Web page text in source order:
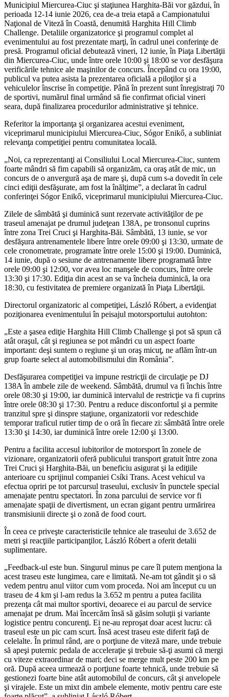
Municipiul Miercurea-Ciuc şi staţiunea Harghita-Băi vor găzdui, în
perioada 12-14 iunie 2026, cea de-a treia etapă a Campionatului
Naţional de Viteză în Coastă, denumită Harghita Hill Climb
Challenge. Detaliile organizatorice şi programul complet al
evenimentului au fost prezentate marţi, în cadrul unei conferinţe de
presă. Programul oficial debutează vineri, 12 iunie, în Piaţa Libertăţii
din Miercurea-Ciuc, unde între orele 10:00 şi 18:00 se vor desfăşura
verificările tehnice ale maşinilor de concurs. Începând cu ora 19:00,
publicul va putea asista la prezentarea oficială a piloţilor şi a
vehiculelor înscrise în competiţie. Până în prezent sunt înregistraţi 70
de sportivi, numărul final urmând să fie confirmat oficial vineri
seara, după finalizarea procedurilor administrative şi tehnice.
Referitor la importanţa şi organizarea acestui eveniment,
viceprimarul municipiului Miercurea-Ciuc, Sógor Enikő, a subliniat
relevanţa competiţiei pentru comunitatea locală.
„Noi, ca reprezentanţi ai Consiliului Local Miercurea-Ciuc, suntem
foarte mândri să fim capabili să organizăm, ca oraş atât de mic, un
concurs de o anvergură aşa de mare şi, după cum s-a dovedit în cele
cinci ediţii desfăşurate, am fost la înălţime”, a declarat în cadrul
conferinţei Sógor Enikő, viceprimarul municipiului Miercurea-Ciuc.
Zilele de sâmbătă şi duminică sunt rezervate activităţilor de pe
traseul amenajat pe drumul judeţean 138A, pe tronsonul cuprins
între zona Trei Cruci şi Harghita-Băi. Sâmbătă, 13 iunie, se vor
desfăşura antrenamentele libere între orele 09:00 şi 13:30, urmate de
cele cronometrate, programate între orele 15:00 şi 19:00. Duminică,
14 iunie, după o sesiune de antrenamente libere programată între
orele 09:00 şi 12:00, vor avea loc manşele de concurs, între orele
13:30 şi 17:30. Ediţia din acest an se va încheia duminică, la ora
18:30, cu festivitatea de premiere organizată în Piaţa Libertăţii.
Directorul organizatoric al competiţiei, László Róbert, a evidenţiat
poziţionarea evenimentului în peisajul motorsportului autohton:
„Este a şasea ediţie Harghita Hill Climb Challenge şi pot să spun că
atât oraşul, cât şi regiunea se pot mândri cu un aspect foarte
important: deşi suntem o regiune şi un oraş micuţ, ne aflăm într-un
grup foarte select al automobilismului din România”.
Desfăşurarea competiţiei va impune restricţii de circulaţie pe DJ
138A în ambele zile de weekend. Sâmbătă, drumul va fi închis între
orele 08:30 şi 19:00, iar duminică intervalul de restricţie va fi cuprins
între orele 08:30 şi 17:30. Pentru a reduce disconfortul şi a permite
tranzitul spre şi dinspre staţiune, organizatorii vor redeschide
temporar traficul rutier timp de o oră în fiecare zi: sâmbătă între orele
13:30 şi 14:30, iar duminică între orele 12:00 şi 13:00.
Pentru a facilita accesul iubitorilor de motorsport în zonele de
vizionare, organizatorii oferă publicului transport gratuit între zona
Trei Cruci şi Harghita-Băi, un beneficiu asigurat şi la ediţiile
anterioare cu sprijinul companiei Csíki Trans. Acest vehicul va
efectua opriri pe tot parcursul traseului, exclusiv în punctele special
amenajate pentru spectatori. În zona parcului de service vor fi
amenajate spaţii de divertisment, un ecran gigant pentru urmărirea
transmisiunii directe şi o zonă de food court.
În ceea ce priveşte caracteristicile tehnice ale traseului de 3.652 de
metri şi reacţiile participanţilor, László Róbert a oferit detalii
suplimentare.
„Feedback-ul este bun. Singurul minus pe care îl putem menţiona la
acest traseu este lungimea, care e limitată. Ne-am tot gândit şi o să
vedem pentru anul viitor cum vom proceda. Noi am început cu un
traseu de 4 km şi l-am redus la 3.652 m pentru a putea facilita
prezenţa cât mai multor sportivi, deoarece ei au parcul de service
amenajat pe drum. Mai încercăm însă să găsim soluţii şi variante
logistice pentru concurenţi. Ei ne-au reproşat doar acest lucru: că
traseul este un pic cam scurt. Însă acest traseu este diferit faţă de
celelalte. În primul rând, are o porţiune de viteză mare, unde trebuie
să apeşi puternic pedala de acceleraţie şi trebuie să-ţi asumi că mergi
cu viteze extraordinar de mari; deci se merge mult peste 200 km pe
oră. După aceea urmează o porţiune foarte tehnică, unde trebuie să
gestionezi foarte bine atât automobilul de concurs, cât şi anvelopele
şi virajele. Este un mixt din ambele elemente, motiv pentru care este